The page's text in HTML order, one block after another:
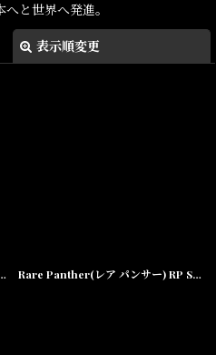
と世界へ発進。
表示順変更
Black ジャージ Rare Panther(レア パンサー) RP Seal Jersey Shorts Black ショーツ